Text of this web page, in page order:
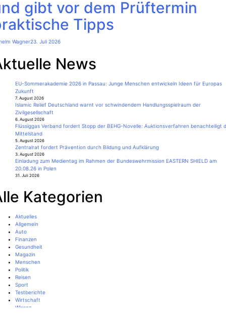
gibt vor dem Prüftermin
Tipps
Wagner23. Juli 2026
News
EU-Sommerakademie 2026 in Passau: Junge Menschen entwickeln Ideen für Europas
Zukunft
7. August 2026
Islamic Relief Deutschland warnt vor schwindendem Handlungsspielraum der
Zivilgesellschaft
6. August 2026
Flüssiggas Verband fordert Stopp der BEHG-Novelle: Auktionsverfahren benachteiligt
Mittelstand
5. August 2026
Zentralrat fordert Prävention durch Bildung und Aufklärung
3. August 2026
Einladung zum Medientag im Rahmen der Bundeswehrmission EASTERN SHIELD am
20.08.26 in Polen
31. Juli 2026
Kategorien
Aktuelles
Allgemein
Auto
Finanzen
Gesundheit
Magazin
Menschen
Politik
Reisen
Sport
Testberichte
Wirtschaft
Wissen